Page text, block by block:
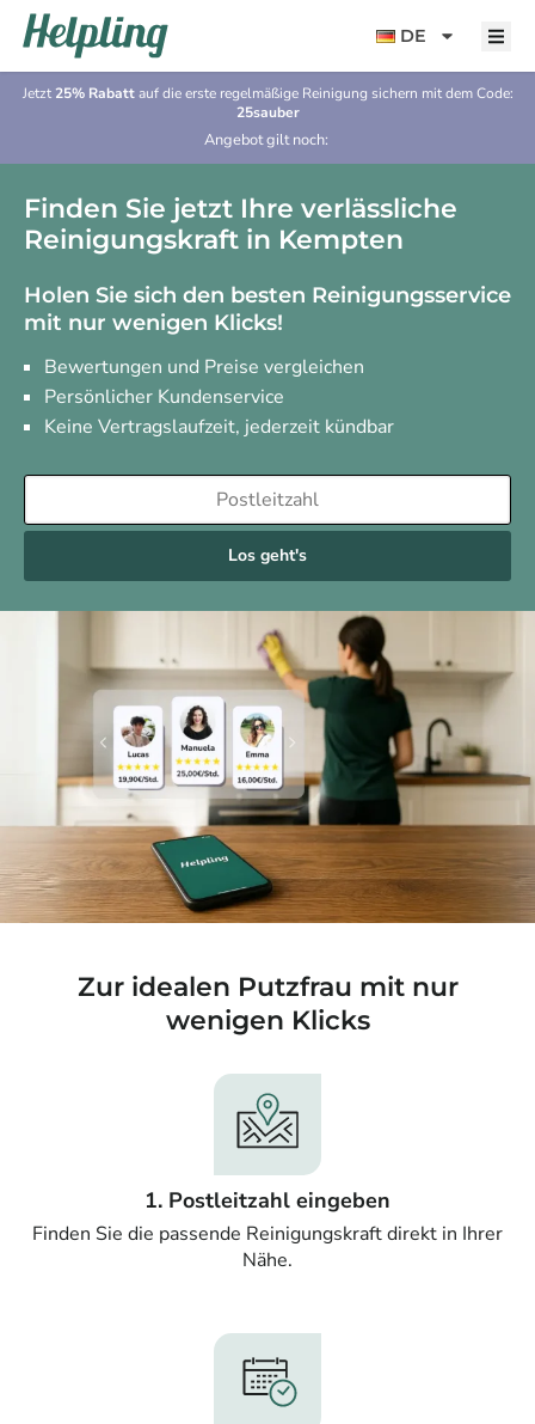
springen
DE
Jetzt 25% Rabattauf die erste regelmäßige Reinigung sichern mit dem Code:
25sauber
Angebot gilt noch:
Finden Sie jetzt Ihre verlässliche
Reinigungskraft in Kempten
Holen Sie sich den besten Reinigungsservice
mit nur wenigen Klicks!
Bewertungen und Preise vergleichen
Persönlicher Kundenservice
Keine Vertragslaufzeit, jederzeit kündbar
Los geht's
Zur idealen Putzfrau mit nur
wenigen Klicks
1. Postleitzahl eingeben
Finden Sie die passende Reinigungskraft direkt in Ihrer
Nähe.